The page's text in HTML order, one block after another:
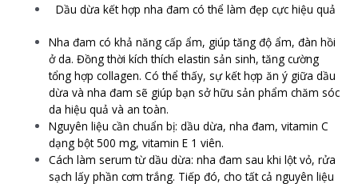
Dầu dừa kết hợp nha đam có thể làm đẹp cực hiệu quả
Nha đam có khả năng cấp ẩm, giúp tăng độ ẩm, đàn hồi
ở da. Đồng thời kích thích elastin sản sinh, tăng cường
tổng hợp collagen. Có thể thấy, sự kết hợp ăn ý giữa dầu
dừa và nha đam sẽ giúp bạn sở hữu sản phẩm chăm sóc
da hiệu quả và an toàn.
Nguyên liệu cần chuẩn bị: dầu dừa, nha đam, vitamin C
dạng bột 500 mg, vitamin E 1 viên.
Cách làm serum từ dầu dừa: nha đam sau khi lột vỏ, rửa
sạch lấy phần cơm trắng. Tiếp đó, cho tất cả nguyên liệu